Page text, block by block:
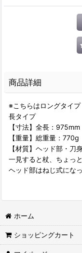
商品詳細
※こちらはロングタイ
長タイプ
【寸法】全長：
【重量】総重量：
【材質】ヘッド部・
一見すると杖、ちょっ
ヘッド部はねじ式にな
ホーム
ショッピングカート